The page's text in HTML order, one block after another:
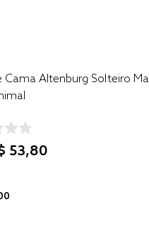
Cama Altenburg Solteiro
53,80